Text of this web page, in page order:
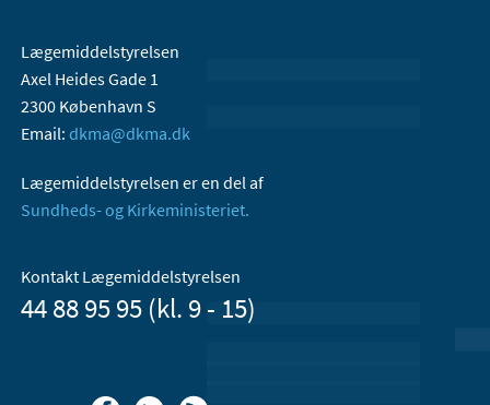
Lægemiddelstyrelsen
Axel Heides Gade 1
2300 København S
Email: dkma@dkma.dk
Lægemiddelstyrelsen er en del af
Sundheds- og Kirkeministeriet.
Kontakt Lægemiddelstyrelsen
44 88 95 95 (kl. 9 - 15)